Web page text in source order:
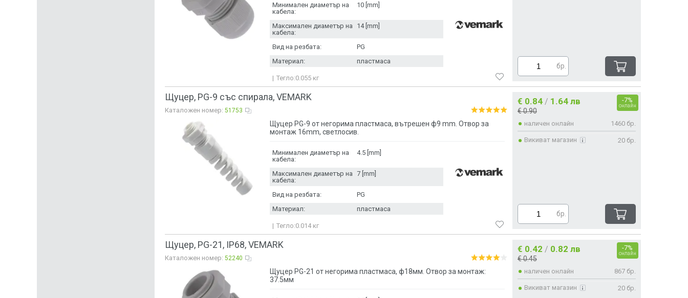
Минимален диаметър на
кабела:
10 [mm]
Максимален диаметър на
кабела:
14 [mm]
Вид на резбата:
PG
Материал:
пластмаса
Тегло:0.055кг
бр.
Щуцер, PG-9 със спирала, VEMARK
Каталожен номер: 51753
Щуцер PG-9 от негорима пластмаса, вътрешен ф9 mm. Отвор за
монтаж 16mm, светлосив.
Минимален диаметър на
кабела:
4.5 [mm]
Максимален диаметър на
кабела:
7 [mm]
Вид на резбата:
PG
Материал:
пластмаса
Тегло:0.014кг
-7%
онлайн
€ 0.84 / 1.64 лв
€ 0.90
наличен онлайн 1460 бр.
Викиват магазин 20 бр.
бр.
Щуцер, PG-21, IP68, VEMARK
Каталожен номер: 52240
Щуцер PG-21 от негорима пластмаса, ф18мм. Отвор за монтаж:
37.5мм
-7%
онлайн
€ 0.42 / 0.82 лв
€ 0.45
наличен онлайн 867 бр.
Викиват магазин 20 бр.